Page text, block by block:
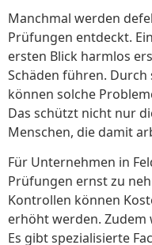
Manchmal werden
Prüfungen entdeckt.
ersten Blick harmlos
Schäden führen.
können solche
Das schützt nicht nur
Menschen, die damit
Für Unternehmen in
Prüfungen ernst zu
Kontrollen können
erhöht werden.
Es gibt spezialisierte